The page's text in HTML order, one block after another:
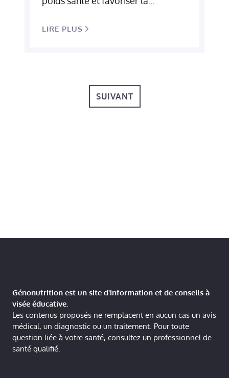
LIRE PLUS
SUIVANT
Génonutrition est un site d'information et de conseils à
visée éducative.
Les contenus proposés ne remplacent en aucun cas un avis
médical, un diagnostic ou un traitement. Pour toute
question liée à votre santé, consultez un professionnel de
santé qualifié.